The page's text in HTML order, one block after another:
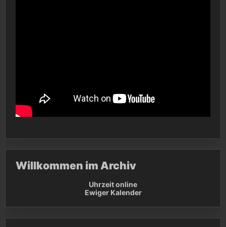
Willkommen im Archiv
Uhrzeit online
Ewiger Kalender